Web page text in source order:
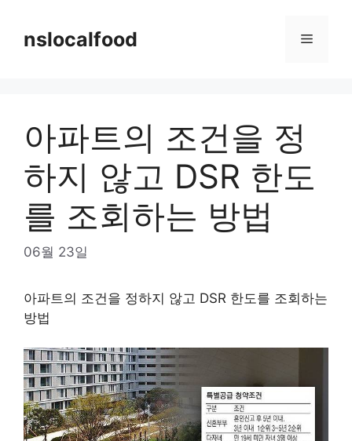
contentnslocalfood Menu
아파트의 조건을 정
하지 않고 DSR 한도
를 조회하는 방법
06월 23일
아파트의 조건을 정하지 않고 DSR 한도를 조회하는
방법